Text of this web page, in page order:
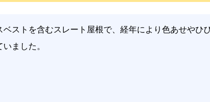
ベストを含むスレート屋根で、経年により色あせやひ
ました。